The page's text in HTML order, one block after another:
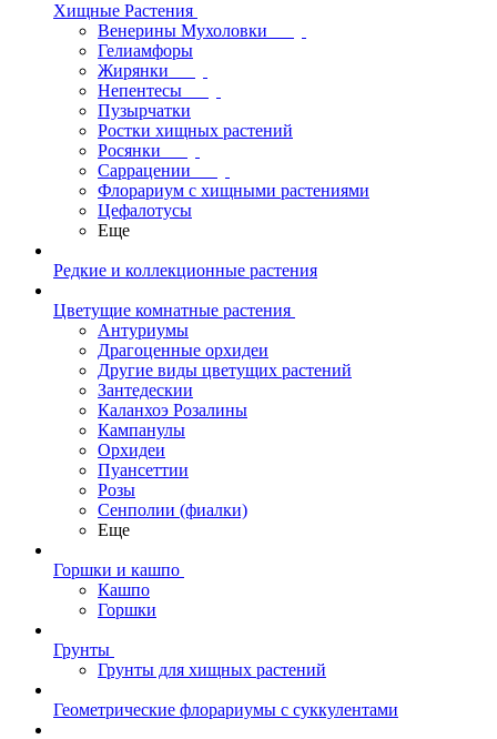
Хищные Растения
Венерины Мухоловки
Гелиамфоры
Жирянки
Непентесы
Пузырчатки
Ростки хищных растений
Росянки
Саррацении
Флорариум с хищными растениями
Цефалотусы
Еще
Редкие и коллекционные растения
Цветущие комнатные растения
Антуриумы
Драгоценные орхидеи
Другие виды цветущих растений
Зантедескии
Каланхоэ Розалины
Кампанулы
Орхидеи
Пуансеттии
Розы
Сенполии (фиалки)
Еще
Горшки и кашпо
Кашпо
Горшки
Грунты
Грунты для хищных растений
Геометрические флорариумы с суккулентами